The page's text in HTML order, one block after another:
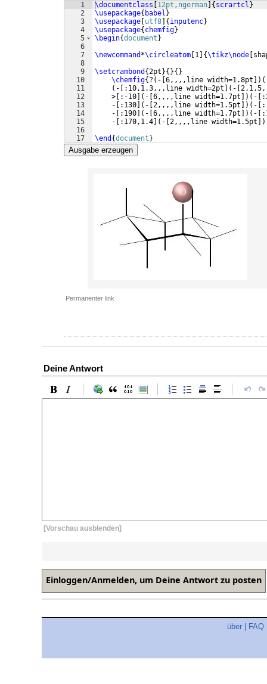
1
2
3
4
5
6
7
8
9
10
11
12
13
14
15
16
17
\documentclass 12pt,ngerman { scrartcl }
\usepackage{ babel }
\usepackage utf8 { inputenc}
\usepackage{ chemfig}
\begin{document }
\newcommand *\circleatom 1 {\tikz\node
\setcrambond {2pt }{ }{ }
\chemfig{ ? ( - 6,,,,line width=1.8pt ]) (
( - :10,1.3,,,line width=2pt ( -
    >
:-10 ( - 6,,,,line width=1.7pt ]) ( -
    -
:130 ( - 2,,,,line width=1.5pt ]) ( -
    -
:190 ( - 6,,,,line width=1.7pt ]) ( -
    -
:170,1.4 ( - 2,,,,line width=1.5pt ])
\end {document }
Ausgabe erzeugen
Permanenter link
Deine Antwort
[Vorschau ausblenden]
über FAQ